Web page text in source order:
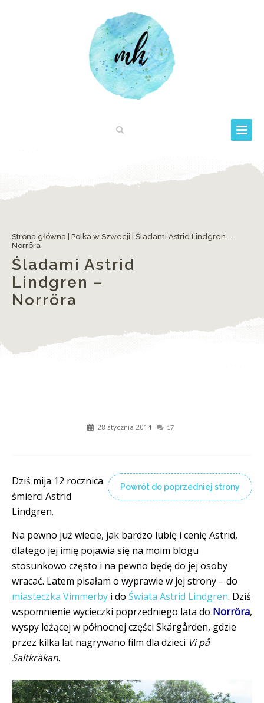
Strona główna Polka w Szwecji
Śladami Astrid Lindgren –
Norröra
Śladami Astrid
Lindgren –
Norröra
28 stycznia 2014 17
Powrót do poprzedniej strony
Dziś mija 12 rocznica
śmierci Astrid
Lindgren.
Na pewno już wiecie, jak bardzo lubię i cenię Astrid,
dlatego jej imię pojawia się na moim blogu
stosunkowo często i na pewno będę do jej osoby
wracać. Latem pisałam o wyprawie w jej strony – do
miasteczka Vimmerby i do Świata Astrid Lindgren. Dziś
wspomnienie wycieczki poprzedniego lata do Norröra,
wyspy leżącej w północnej części Skärgården, gdzie
przez kilka lat nagrywano film dla dzieci Vi på
Saltkråkan.